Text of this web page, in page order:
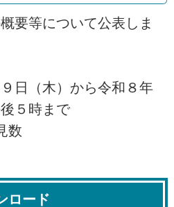
要等について公表しま
（木）から令和８年
５時まで
数
ロード